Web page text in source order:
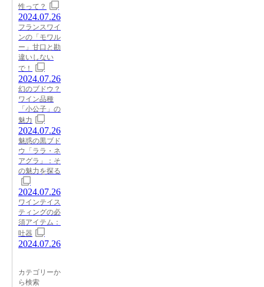
性って？
2024.07.26
フランスワイ
ンの「モワル
ー」甘口と勘
違いしない
で！
2024.07.26
幻のブドウ？
ワイン品種
「小公子」の
魅力
2024.07.26
魅惑の黒ブド
ウ「ララ・ネ
アグラ」：そ
の魅力を探る
2024.07.26
ワインテイス
ティングの必
須アイテム：
吐器
2024.07.26
カテゴリーか
ら検索